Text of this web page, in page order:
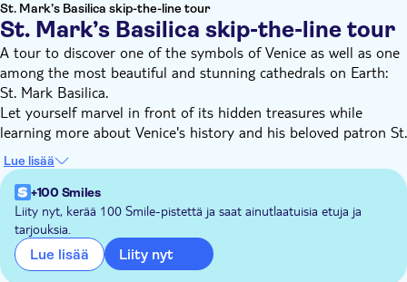
St. Mark’s Basilica skip-the-line tour
St. Mark’s Basilica skip-the-line tour
A tour to discover one of the symbols of Venice as well as one
among the most beautiful and stunning cathedrals on Earth:
St. Mark Basilica.
Let yourself marvel in front of its hidden treasures while
learning more about Venice's history and his beloved patron St.
Mark.
On this tour, escorted by a tour guide, you will be able to
enjoy a full visit to St. Mark's Basilica, a masterpiece of
Byzantine art.
You'll have the pleasure of discovering the history and the
particularities of this ancient church, exploring the upper floor:
the Terrace and the Museum.
Lue lisää
+100 Smiles
Liity nyt, kerää 100 Smile-pistettä ja saat ainutlaatuisia etuja ja
tarjouksia.
Lue lisää Liity nyt